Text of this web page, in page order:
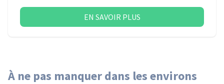
EN SAVOIR PLUS
À ne pas manquer dans les environs